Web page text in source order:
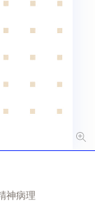
神病理